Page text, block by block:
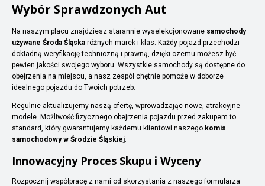
Wybór Sprawdzonych Aut
Na naszym placu znajdziesz starannie wyselekcjonowane samochody
używane Środa Śląska różnych marek i klas. Każdy pojazd przechodzi
dokładną weryfikację techniczną i prawną, dzięki czemu możesz być
pewien jakości swojego wyboru. Wszystkie samochody są dostępne do
obejrzenia na miejscu, a nasz zespół chętnie pomoże w doborze
idealnego pojazdu do Twoich potrzeb.
Regulnie aktualizujemy naszą ofertę, wprowadzając nowe, atrakcyjne
modele. Możliwość fizycznego obejrzenia pojazdu przed zakupem to
standard, który gwarantujemy każdemu klientowi naszego komis
samochodowy w Środzie Śląskiej.
Innowacyjny Proces Skupu i Wyceny
Rozpocznij współpracę z nami od skorzystania z naszego formularza